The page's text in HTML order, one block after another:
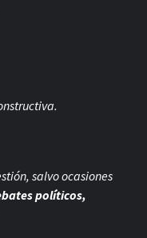
salvo ocasiones
políticos,